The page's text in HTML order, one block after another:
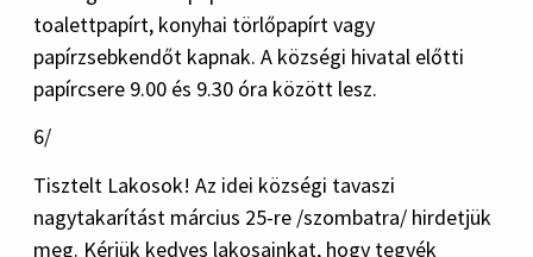
toalettpapírt, konyhai törlőpapírt vagy
papírzsebkendőt kapnak. A községi hivatal előtti
papírcsere 9.00 és 9.30 óra között lesz.
6/
Tisztelt Lakosok! Az idei községi tavaszi
nagytakarítást március 25-re /szombatra/ hirdetjük
meg. Kérjük kedves lakosainkat, hogy tegyék